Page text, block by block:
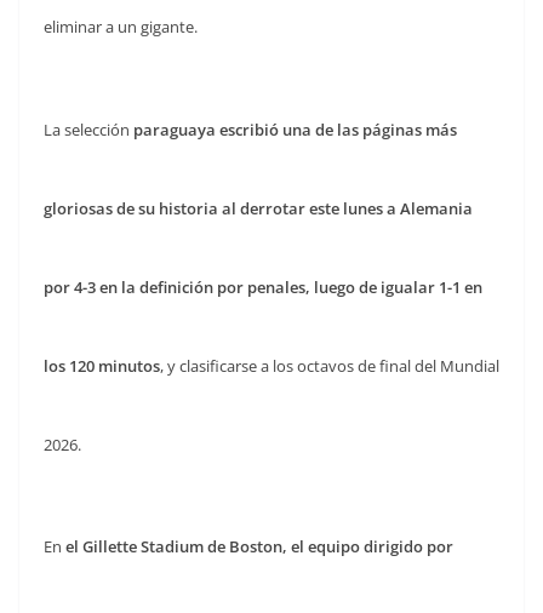
eliminar a un gigante.
La selección paraguaya escribió una de las páginas más
gloriosas de su historia al derrotar este lunes a Alemania
por 4-3 en la definición por penales, luego de igualar 1-1 en
los 120 minutos, y clasificarse a los octavos de final del Mundial
2026.
En el Gillette Stadium de Boston, el equipo dirigido por